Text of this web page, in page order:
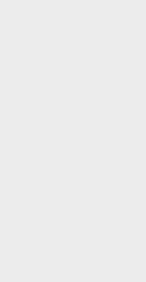
porque es el
gusto! ¿Eres fan de
CYRUS para